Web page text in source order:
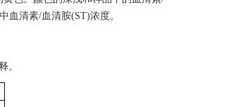
血清素/血清胺(ST)浓度。
。